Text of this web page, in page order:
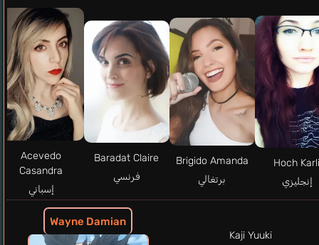
Hoch
إنجليزي
Brigido Amanda
برتغالي
Baradat Claire
فرنسي
Acevedo
Casandra
إسباني
Wayne Damian
Kaji Yuuki